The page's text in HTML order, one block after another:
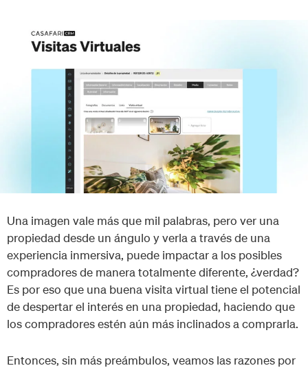
Una imagen vale más que mil palabras, pero ver una
propiedad desde un ángulo y verla a través de una
experiencia inmersiva, puede impactar a los posibles
compradores de manera totalmente diferente, ¿verdad?
Es por eso que una buena visita virtual tiene el potencial
de despertar el interés en una propiedad, haciendo que
los compradores estén aún más inclinados a comprarla.
Entonces, sin más preámbulos, veamos las razones por